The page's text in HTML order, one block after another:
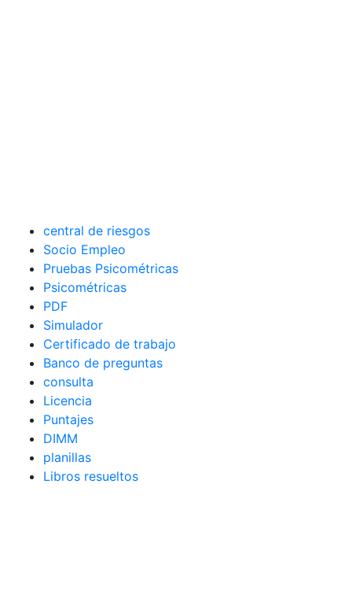
central de riesgos
Socio Empleo
Pruebas Psicométricas
Psicométricas
PDF
Simulador
Certificado de trabajo
Banco de preguntas
consulta
Licencia
Puntajes
DIMM
planillas
Libros resueltos